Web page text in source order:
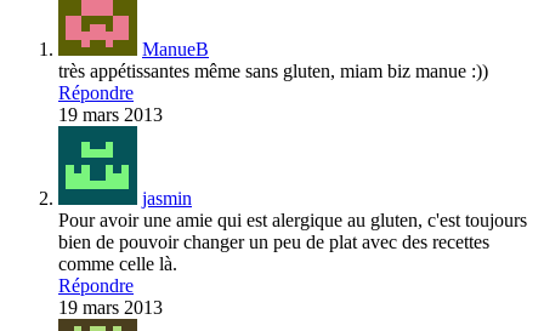
ManueB
très appétissantes même sans gluten, miam biz manue :))
Répondre
19 mars 2013
jasmin
Pour avoir une amie qui est alergique au gluten, c'est toujours
bien de pouvoir changer un peu de plat avec des recettes
comme celle là.
Répondre
19 mars 2013